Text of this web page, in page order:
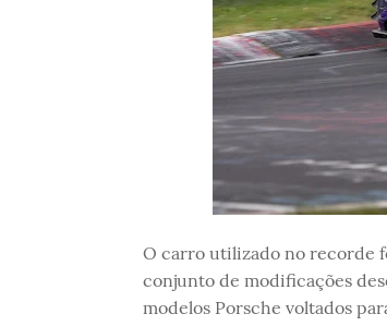
O carro utilizado no recorde
conjunto de modificações
modelos Porsche voltados